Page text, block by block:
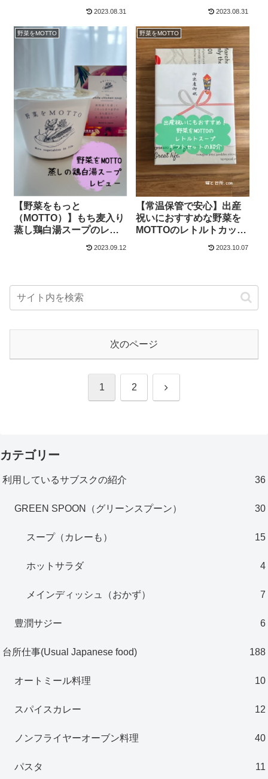
風生姜スープのレビュー
2023.08.31
菜たっぷり具沢山ポトフ
2023.08.31
野菜をMOTTO
【野菜をもっと
（MOTTO）】もち麦入り
蒸し鶏白湯スープのレビ
2023.09.12
野菜をMOTTO
【常温保管で安心】出産
祝いにおすすめな野菜を
MOTTOのレトルトカップ
介【2000円以内あり】
2023.10.07
次のページ
1 2 次
カテゴリー
利用しているサブスクの紹介 36
GREEN SPOON（グリーンスプーン） 30
スープ（カレーも） 15
ホットサラダ 4
メインディッシュ（おかず） 7
豊潤サジー 6
台所仕事(Usual Japanese food) 188
オートミール料理 10
スパイスカレー 12
ノンフライヤーオーブン料理 40
パスタ 11